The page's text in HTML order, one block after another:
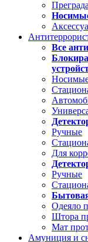
Преграда
Все
Ручные
Для
Ручные
Одеяло
Штора
Мат
Амуниция и